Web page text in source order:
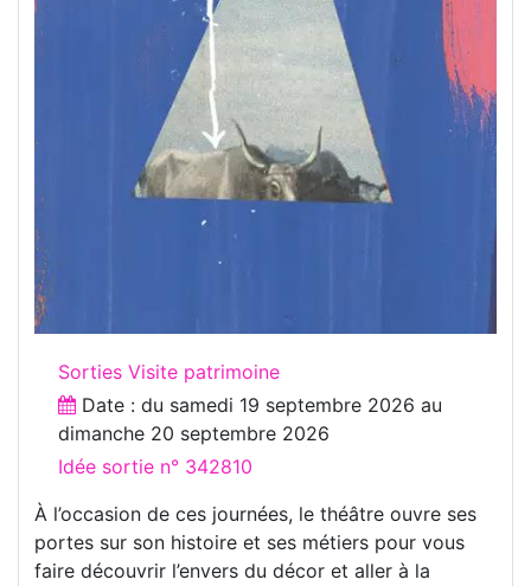
Sorties Visite patrimoine
Date : du samedi 19 septembre 2026 au
dimanche 20 septembre 2026
Idée sortie n° 342810
À l’occasion de ces journées, le théâtre ouvre ses
portes sur son histoire et ses métiers pour vous
faire découvrir l’envers du décor et aller à la